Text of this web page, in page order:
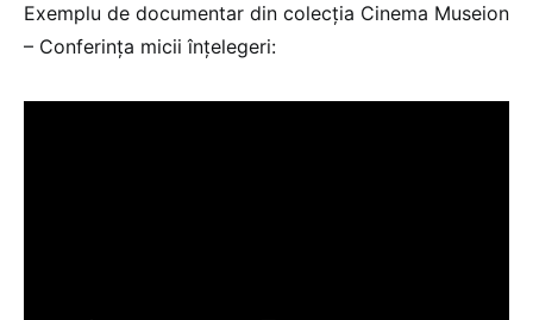
Exemplu de documentar din colecția Cinema Museion
– Conferința micii înțelegeri: